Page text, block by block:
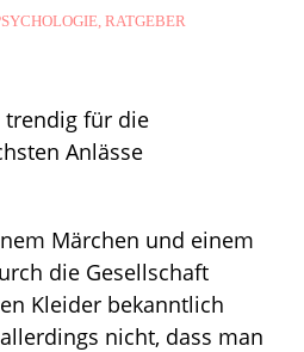
RATGEBER
Märchen und einem
die Gesellschaft
Kleider bekanntlich
nicht, dass man